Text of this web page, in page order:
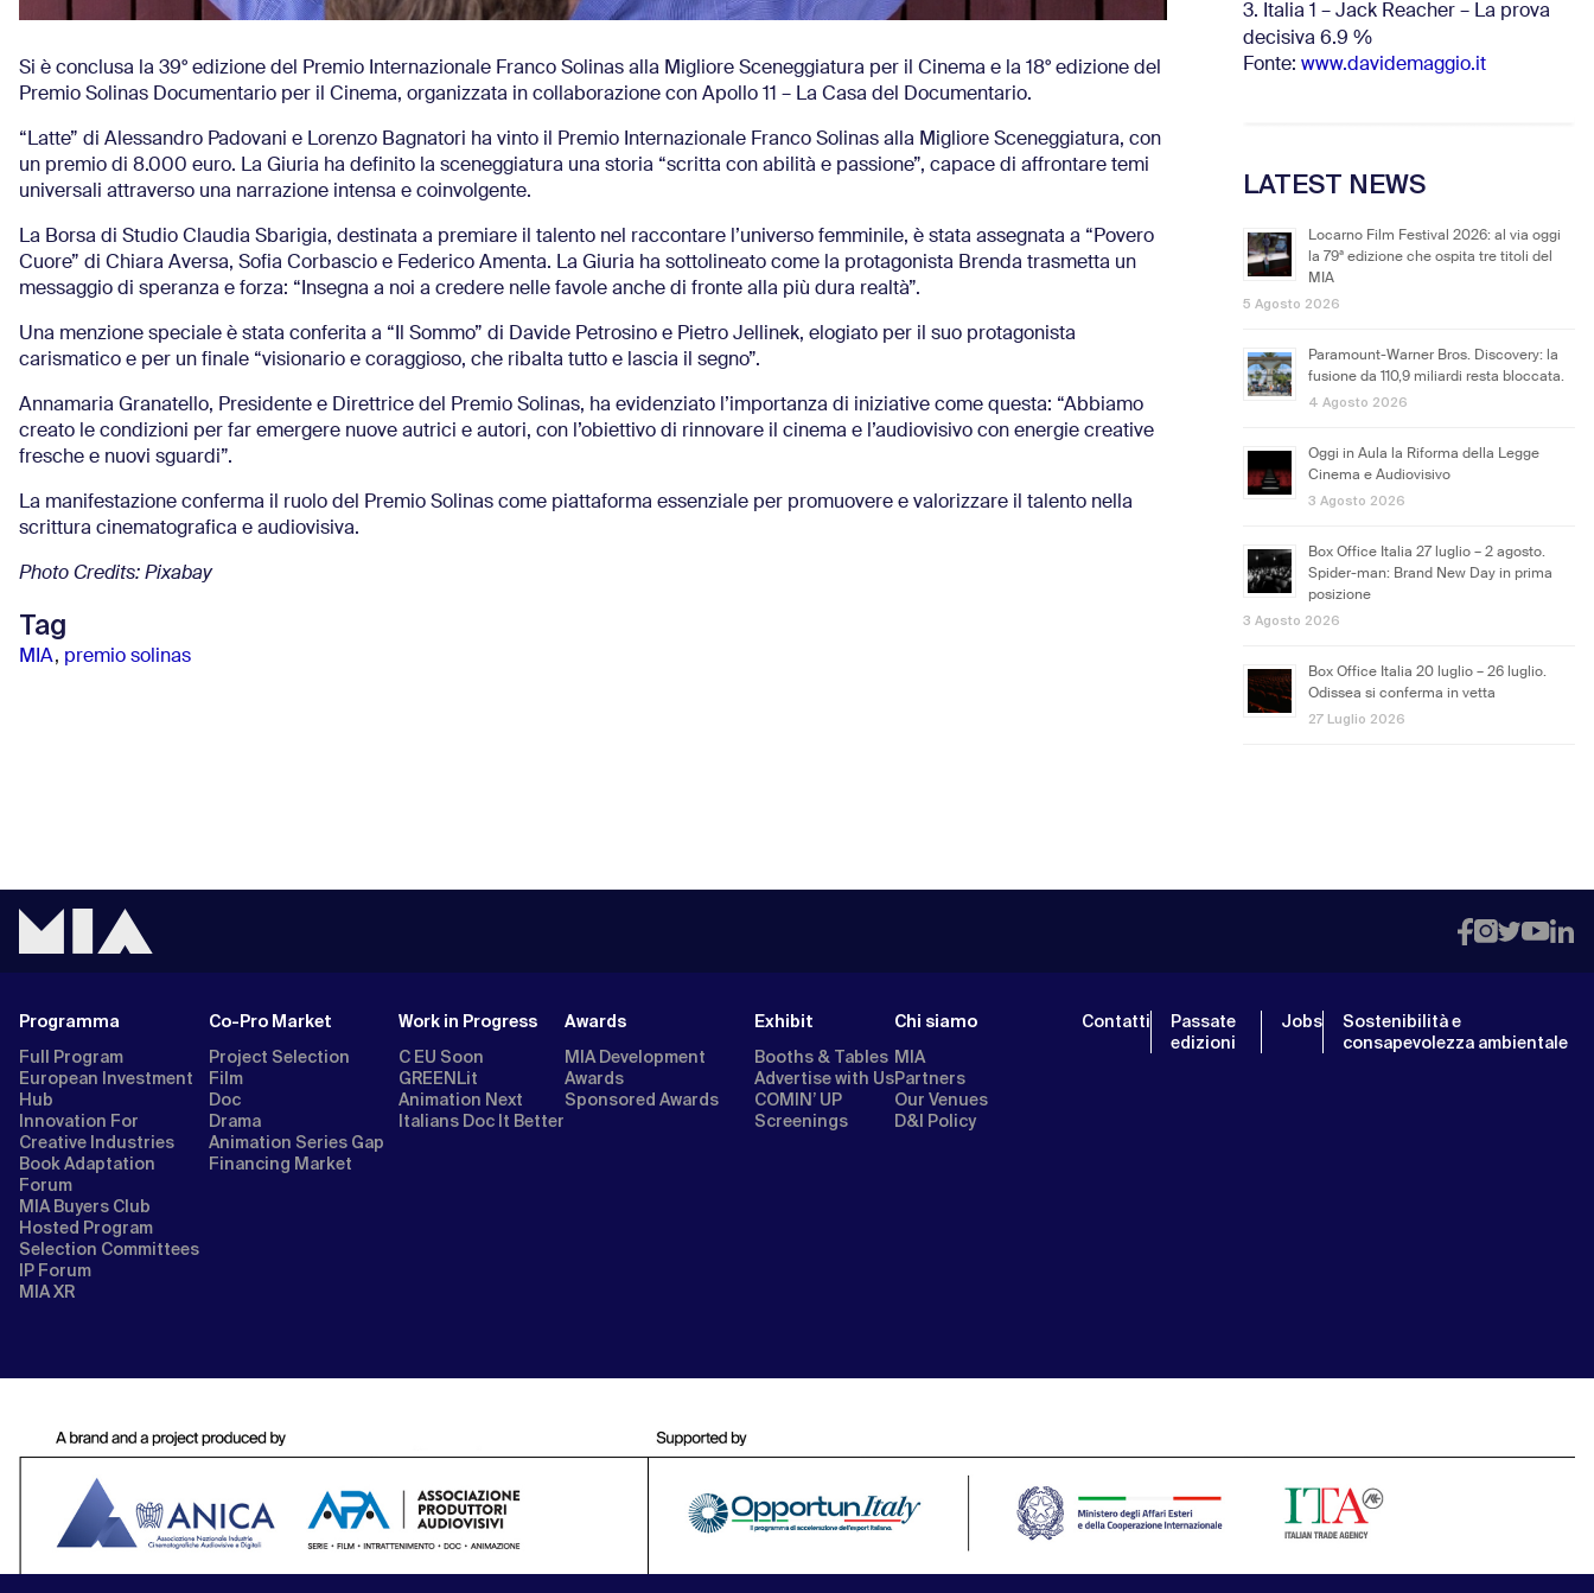
Si è conclusa la 39° edizione del Premio Internazionale Franco Solinas alla Migliore Sceneggiatura per il Cinema e la 18° edizione del
Premio Solinas Documentario per il Cinema, organizzata in collaborazione con Apollo 11 – La Casa del Documentario.
“Latte” di Alessandro Padovani e Lorenzo Bagnatori ha vinto il Premio Internazionale Franco Solinas alla Migliore Sceneggiatura, con
un premio di 8.000 euro. La Giuria ha definito la sceneggiatura una storia “scritta con abilità e passione”, capace di affrontare temi
universali attraverso una narrazione intensa e coinvolgente.
La Borsa di Studio Claudia Sbarigia, destinata a premiare il talento nel raccontare l’universo femminile, è stata assegnata a “Povero
Cuore” di Chiara Aversa, Sofia Corbascio e Federico Amenta. La Giuria ha sottolineato come la protagonista Brenda trasmetta un
messaggio di speranza e forza: “Insegna a noi a credere nelle favole anche di fronte alla più dura realtà”.
Una menzione speciale è stata conferita a “Il Sommo” di Davide Petrosino e Pietro Jellinek, elogiato per il suo protagonista
carismatico e per un finale “visionario e coraggioso, che ribalta tutto e lascia il segno”.
Annamaria Granatello, Presidente e Direttrice del Premio Solinas, ha evidenziato l’importanza di iniziative come questa: “Abbiamo
creato le condizioni per far emergere nuove autrici e autori, con l’obiettivo di rinnovare il cinema e l’audiovisivo con energie creative
fresche e nuovi sguardi”.
La manifestazione conferma il ruolo del Premio Solinas come piattaforma essenziale per promuovere e valorizzare il talento nella
scrittura cinematografica e audiovisiva.
Photo Credits: Pixabay
Tag
MIA, premio solinas
3. Italia 1 – Jack Reacher – La prova
decisiva 6.9 %
Fonte: www.davidemaggio.it
LATEST NEWS
Locarno Film Festival 2026: al via oggi
la 79ª edizione che ospita tre titoli del
MIA
5 Agosto 2026
Paramount-Warner Bros. Discovery: la
fusione da 110,9 miliardi resta bloccata.
4 Agosto 2026
Oggi in Aula la Riforma della Legge
Cinema e Audiovisivo
3 Agosto 2026
Box Office Italia 27 luglio – 2 agosto.
Spider-man: Brand New Day in prima
posizione
3 Agosto 2026
Box Office Italia 20 luglio – 26 luglio.
Odissea si conferma in vetta
27 Luglio 2026
Programma
Full Program
European Investment
Hub
Innovation For
Creative Industries
Book Adaptation
Forum
MIA Buyers Club
Hosted Program
Selection Committees
IP Forum
MIA XR
Co-Pro Market
Project Selection
Film
Doc
Drama
Animation Series Gap
Financing Market
Work in Progress
C EU Soon
GREENLit
Animation Next
Italians Doc It Better
Awards
MIA Development
Awards
Sponsored Awards
Exhibit
Booths & Tables
Advertise with Us
COMIN’ UP
Screenings
Chi siamo
MIA
Partners
Our Venues
D&I Policy
Contatti
Passate
edizioni
Jobs
Sostenibilità e
consapevolezza ambientale